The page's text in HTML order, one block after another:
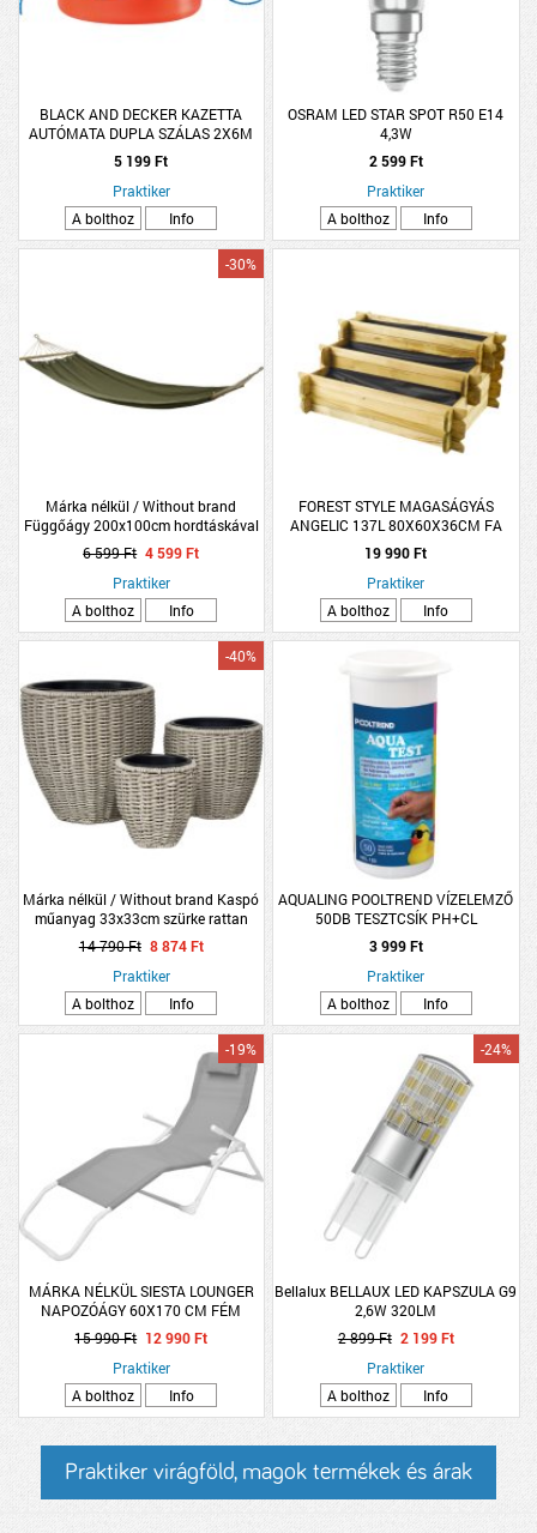
BLACK AND DECKER KAZETTA
AUTÓMATA DUPLA SZÁLAS 2X6M
5 199 Ft
Praktiker
A bolthoz
Info
OSRAM LED STAR SPOT R50 E14
4,3W
2 599 Ft
Praktiker
A bolthoz
Info
Márka nélkül / Without brand
Függőágy 200x100cm hordtáskával
zöld
-30%
6 599 Ft 4 599 Ft
Praktiker
A bolthoz
Info
FOREST STYLE MAGASÁGYÁS
ANGELIC 137L 80X60X36CM FA
19 990 Ft
Praktiker
A bolthoz
Info
Márka nélkül / Without brand Kaspó
műanyag 33x33cm szürke rattan
hatású
-40%
14 790 Ft 8 874 Ft
Praktiker
A bolthoz
Info
AQUALING POOLTREND VÍZELEMZŐ
50DB TESZTCSÍK PH+CL
3 999 Ft
Praktiker
A bolthoz
Info
MÁRKA NÉLKÜL SIESTA LOUNGER
NAPOZÓÁGY 60X170 CM FÉM
KERETTEL, PÁRNÁVAL
-19%
15 990 Ft 12 990 Ft
Praktiker
A bolthoz
Info
Bellalux BELLAUX LED KAPSZULA G9
2,6W 320LM
-24%
2 899 Ft 2 199 Ft
Praktiker
A bolthoz
Info
Praktiker virágföld, magok termékek és árak